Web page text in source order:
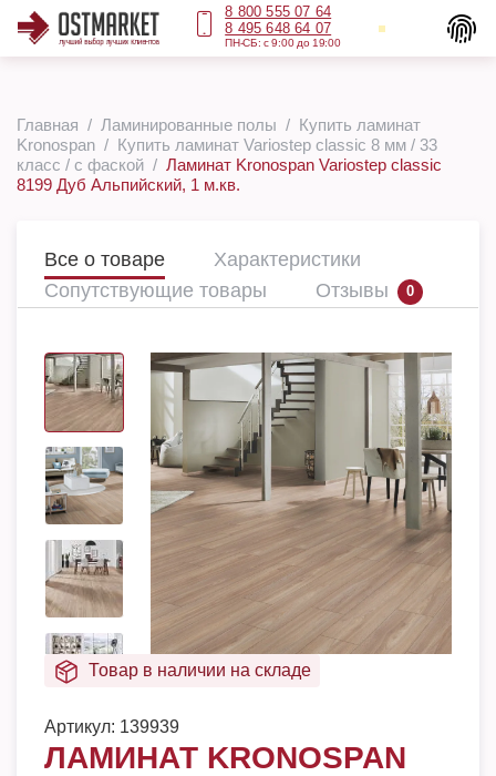
8 800 555 07 64
8 495 648 64 07
ПН-СБ: с 9:00 до 19:00
Главная Ламинированные полы
Купить ламинат
Kronospan
Купить ламинат Variostep classic 8 мм / 33
класс / с фаской
Ламинат Kronospan Variostep classic
8199 Дуб Альпийский, 1 м.кв.
Все о товаре
Характеристики
Сопутствующие товары
Отзывы 0
Товар в наличии на складе
Артикул: 139939
ЛАМИНАТ KRONOSPAN